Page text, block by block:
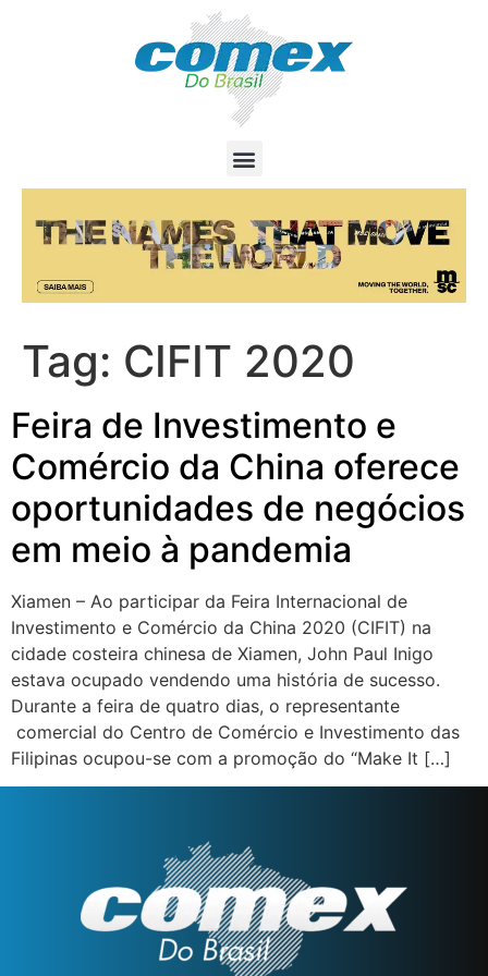
Tag: CIFIT 2020
Feira de Investimento e
Comércio da China oferece
oportunidades de negócios
em meio à pandemia
Xiamen – Ao participar da Feira Internacional de
Investimento e Comércio da China 2020 (CIFIT) na
cidade costeira chinesa de Xiamen, John Paul Inigo
estava ocupado vendendo uma história de sucesso.
Durante a feira de quatro dias, o representante
comercial do Centro de Comércio e Investimento das
Filipinas ocupou-se com a promoção do “Make It […]